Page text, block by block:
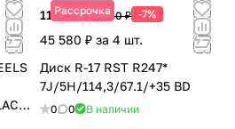
Рассрочка
11 395 ₽12 250 ₽ -7%
45 580 ₽ за 4 шт.
Диск R-17 RST R247*
7J/5H/114,3/67.1/+35 BD
0 0 В наличии